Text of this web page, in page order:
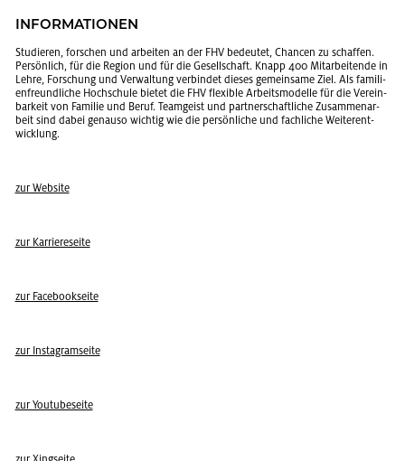
IN­FOR­MA­TIO­NEN
Stu­die­ren, for­schen und ar­bei­ten an der FHV be­deu­tet, Chan­cen zu schaf­fen.
Per­sön­lich, für die Re­gi­on und für die Ge­sell­schaft. Knapp 400 Mit­ar­bei­ten­de in
Lehre, For­schung und Ver­wal­tung ver­bin­det die­ses ge­mein­sa­me Ziel. Als fa­mi­li­
en­freund­li­che Hoch­schu­le bie­tet die FHV fle­xi­ble Ar­beits­mo­del­le für die Ver­ein­
bar­keit von Fa­mi­lie und Beruf. Team­geist und part­ner­schaft­li­che Zu­sam­men­ar­
beit sind dabei ge­nau­so wich­tig wie die per­sön­li­che und fach­li­che Wei­ter­ent­
wick­lung.
zur Web­site
zur Kar­rie­re­sei­te
zur Face­book­sei­te
zur In­sta­gram­sei­te
zur You­tube­sei­te